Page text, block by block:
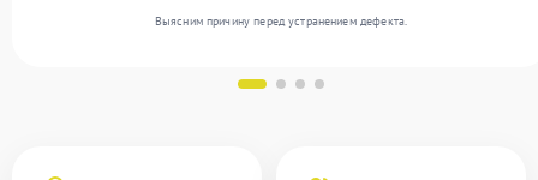
Выясним причину перед устранением дефекта.